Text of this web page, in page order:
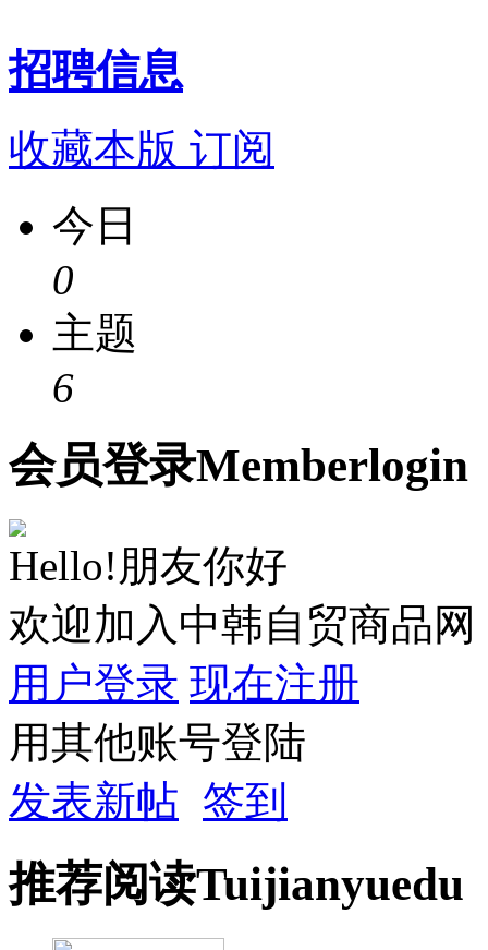
招聘信息
收藏本版 订阅
今日
0
主题
6
会员登录Memberlogin
Hello!朋友你好
欢迎加入中韩自贸商品网
用户登录 现在注册
用其他账号登陆
发表新帖 签到
推荐阅读Tuijianyuedu